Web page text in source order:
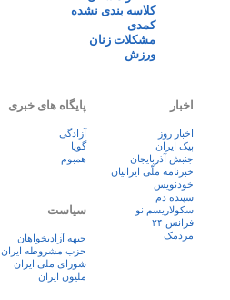
کلاسه بندی نشده
کمدی
مشکلات زنان
ورزش
اخبار
اخبار روز
پيک ايران
جنبش آذربایجان
خبرنامه ملّی ایرانیان
خودنویس
سپیده دم
سکولاریسم نو
فرانس ۲۴
مردمک
پایگاه های خبری
آزادگی
گویا
همبوم
سیاست
جبهه آزادیخواهان
حزب مشروطه ایران
شورای ملی ایران
ملیون ایران